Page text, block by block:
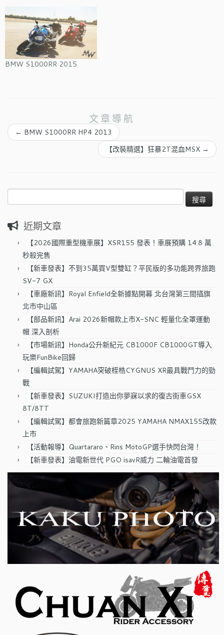
BMW S1000RR 2015
文章導航
← BMW S1000RR HP4 2013
【改裝精選】狂暴2T混血MSX →
搜
尋
鍵
近期文章
【2026國際重型機車展】XSR155 發表！車展預購 14.8 萬
秒殺完售
【新車發表】不到35萬買V型雙缸？平民版的多功能跨界旅跑
SV-7 GX
【車廠新訊】Royal Enfield全新據點開幕 北台灣第三間插旗
北市中山區
【部品新訊】Arai 2026新帽款上市X-SNC 輕量化全罩運動
帽 深入剖析
【市場新訊】Honda公升新紀元 CB1000F CB1000GT導入
玩樂FunBike回歸
【編輯試駕】YAMAHA突破桎梏CYGNUS XR最具戰鬥力的勁
戰
【新車發表】SUZUKI打造出你夢寐以求的復古街車GSX
8T/8TT
【編輯試駕】都會旅跑新篇章2025 YAMAHA NMAX155改款
上市
【活動報導】Quartararo、Rins MotoGP選手快閃台灣！
【新車發表】油電新世代 PGO isavR威力 二輪油電首發